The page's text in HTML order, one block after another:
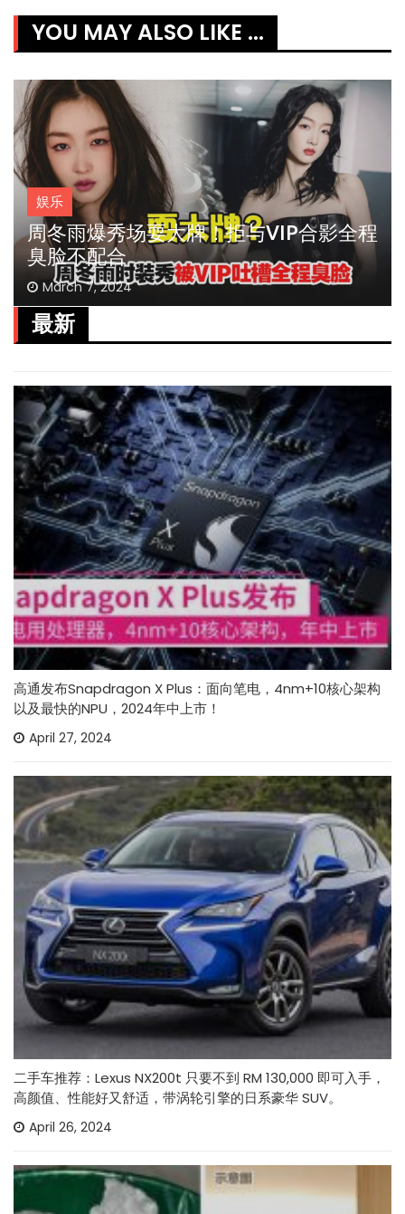
YOU MAY ALSO LIKE ...
娱乐
周冬雨爆秀场耍大牌！拒与VIP合影全程
臭脸不配合
March 7, 2024
最新
高通发布Snapdragon X Plus：面向笔电，4nm+10核心架构
以及最快的NPU，2024年中上市！
April 27, 2024
二手车推荐：Lexus NX200t 只要不到 RM 130,000 即可入手，
高颜值、性能好又舒适，带涡轮引擎的日系豪华 SUV。
April 26, 2024